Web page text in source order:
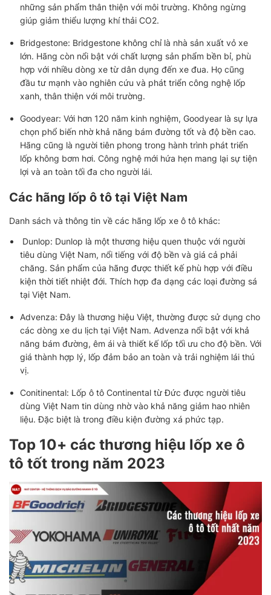
những sản phẩm thân thiện với môi trường. Không ngừng
giúp giảm thiểu lượng khí thải CO2.
Bridgestone: Bridgestone không chỉ là nhà sản xuất vỏ xe
lớn. Hãng còn nổi bật với chất lượng sản phẩm bền bỉ, phù
hợp với nhiều dòng xe từ dân dụng đến xe đua. Họ cũng
đầu tư mạnh vào nghiên cứu và phát triển công nghệ lốp
xanh, thân thiện với môi trường.
Goodyear: Với hơn 120 năm kinh nghiệm, Goodyear là sự lựa
chọn phổ biến nhờ khả năng bám đường tốt và độ bền cao.
Hãng cũng là người tiên phong trong hành trình phát triển
lốp không bơm hơi. Công nghệ mới hứa hẹn mang lại sự tiện
lợi và an toàn tối đa cho người lái.
Các hãng lốp ô tô tại Việt Nam
Danh sách và thông tin về các hãng lốp xe ô tô khác:
Dunlop: Dunlop là một thương hiệu quen thuộc với người
tiêu dùng Việt Nam, nổi tiếng với độ bền và giá cả phải
chăng. Sản phẩm của hãng được thiết kế phù hợp với điều
kiện thời tiết nhiệt đới. Thích hợp đa dạng các loại đường sá
tại Việt Nam.
Advenza: Đây là thương hiệu Việt, thường được sử dụng cho
các dòng xe du lịch tại Việt Nam. Advenza nổi bật với khả
năng bám đường, êm ái và thiết kế lốp tối ưu cho độ bền. Với
giá thành hợp lý, lốp đảm bảo an toàn và trải nghiệm lái thú
vị.
Conitinental: Lốp ô tô Continental từ Đức được người tiêu
dùng Việt Nam tin dùng nhờ vào khả năng giảm hao nhiên
liệu. Đặc biệt là trong điều kiện đường xá phức tạp.
Top 10+ các thương hiệu lốp xe ô
tô tốt trong năm 2023